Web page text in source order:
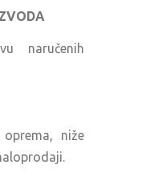
naručenih
niže